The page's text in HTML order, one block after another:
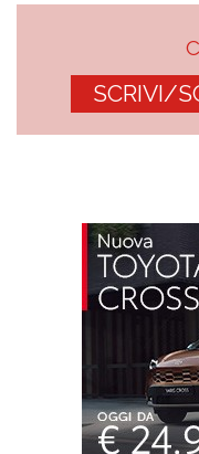
SCRIVI/